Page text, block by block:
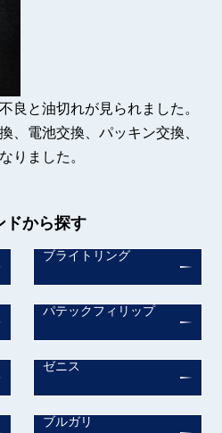
良と油切れが見られました。
、電池交換、パッキン交換、
りました。
ドから探す
ブライトリング
パテックフィリップ
ゼニス
ブルガリ